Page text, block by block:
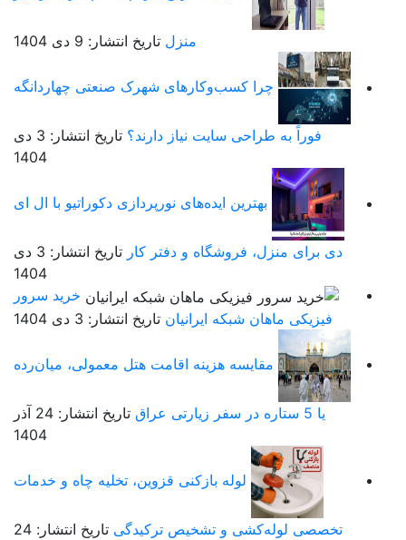
منزل تاریخ انتشار: 9 دی 1404
چرا کسب‌وکارهای شهرک صنعتی چهاردانگه
فوراً به طراحی سایت نیاز دارند؟
تاریخ انتشار: 3 دی
1404
بهترین ایده‌های نورپردازی دکوراتیو با ال ای
دی برای منزل، فروشگاه و دفتر کار
تاریخ انتشار: 3 دی
1404
خرید سرور
فیزیکی ماهان شبکه ایرانیان تاریخ انتشار: 3 دی 1404
مقایسه هزینه اقامت هتل معمولی، میان‌رده
تاریخ انتشار: 24 آذر
1404
لوله بازکنی قزوین، تخلیه چاه و خدمات
تخصصی لوله‌کشی و تشخیص ترکیدگی
تاریخ انتشار: 24